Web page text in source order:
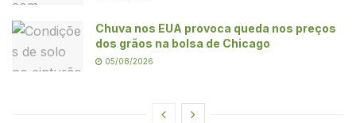
Chuva nos EUA provoca queda nos preços
dos grãos na bolsa de Chicago
05/08/2026